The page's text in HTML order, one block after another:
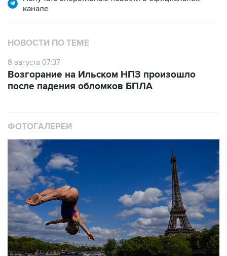
канале
НОВОСТИ ПО ТЕМЕ
8 августа 07:37
Возгорание на Ильском НПЗ произошло
после падения обломков БПЛА
ФОТОГАЛЕРЕИ